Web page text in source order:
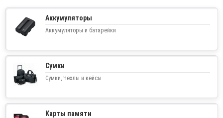
Аккумуляторы
Аккумуляторы и батарейки
Сумки
Сумки, Чехлы и кейсы
Карты памяти